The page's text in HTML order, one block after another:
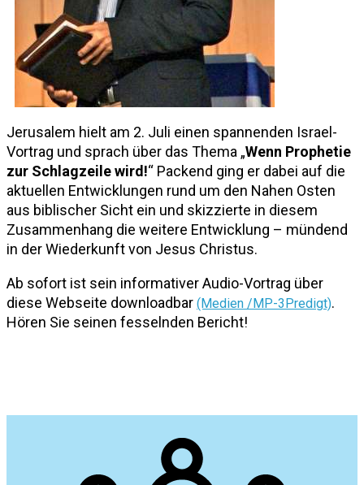
Jerusalem hielt am 2. Juli einen spannenden Israel-
Vortrag und sprach über das Thema „Wenn Prophetie
zur Schlagzeile wird!“ Packend ging er dabei auf die
aktuellen Entwicklungen rund um den Nahen Osten
aus biblischer Sicht ein und skizzierte in diesem
Zusammenhang die weitere Entwicklung – mündend
in der Wiederkunft von Jesus Christus.
Ab sofort ist sein informativer Audio-Vortrag über
diese Webseite downloadbar (Medien /MP-3Predigt).
Hören Sie seinen fesselnden Bericht!